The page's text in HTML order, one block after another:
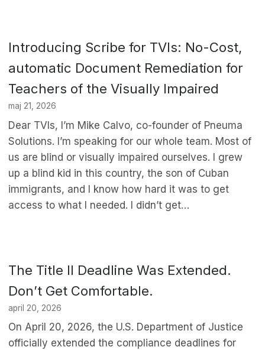
Introducing Scribe for TVIs: No-Cost,
automatic Document Remediation for
Teachers of the Visually Impaired
maj 21, 2026
Dear TVIs, I’m Mike Calvo, co-founder of Pneuma
Solutions. I’m speaking for our whole team. Most of
us are blind or visually impaired ourselves. I grew
up a blind kid in this country, the son of Cuban
immigrants, and I know how hard it was to get
access to what I needed. I didn’t get…
The Title II Deadline Was Extended.
Don’t Get Comfortable.
april 20, 2026
On April 20, 2026, the U.S. Department of Justice
officially extended the compliance deadlines for